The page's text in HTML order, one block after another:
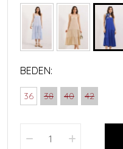
BEDEN:
36 38 40 42